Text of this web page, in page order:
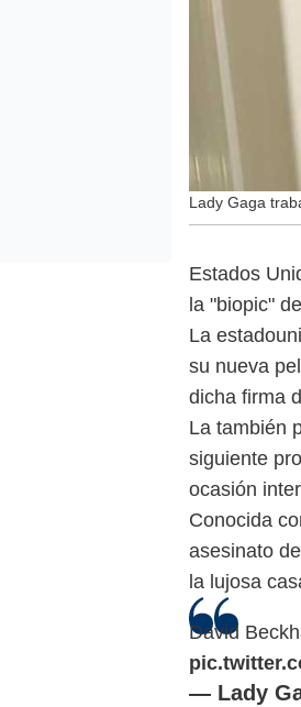
Lady Gaga
Estados
la "biopic"
La
su nueva
dicha firma
La también
siguiente
ocasión
Conocida
asesinato
la lujosa
David
— Lady